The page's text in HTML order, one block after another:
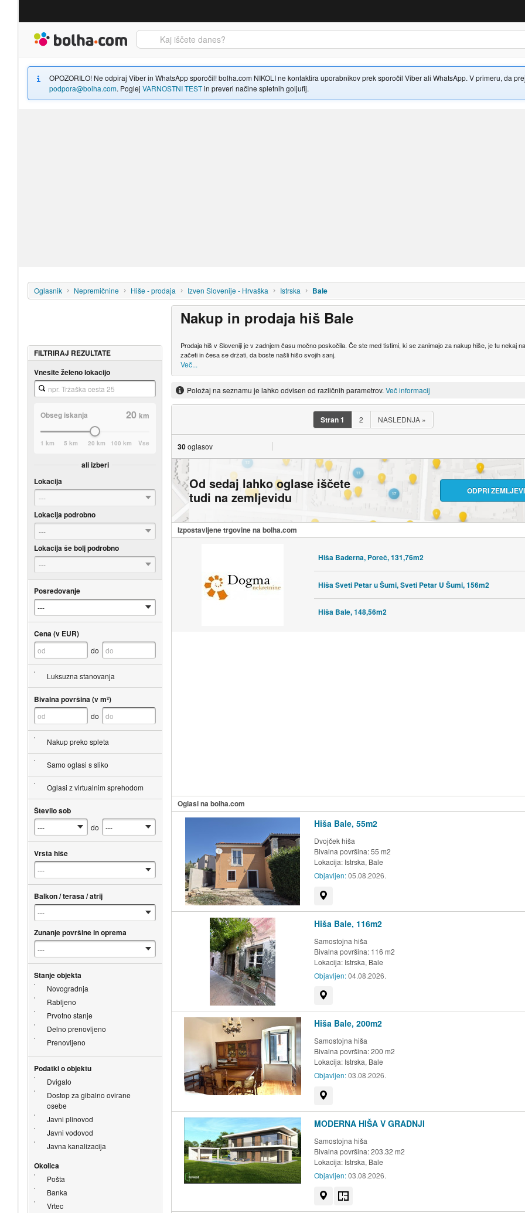
OPOZORILO! Ne odpiraj Viber in WhatsApp sporočil! bolha.com NIKOLI ne kontaktira uporabnikov prek sporočil Viber ali WhatsApp. V primeru, da
podpora@bolha.com. Poglej VARNOSTNI TESTin preveri načine spletnih goljufij.
Oglasnik Nepremičnine Hiše - prodaja Izven Slovenije - Hrvaška Istrska Bale
Nakup in prodaja hiš Bale
Prodaja hiš v Sloveniji je v zadnjem času močno poskočila. Če ste med tistimi, ki se zanimajo za nakup hiše, je tu nekaj
začeti in česa se držati, da boste našli hišo svojih sanj.
Več...
Položaj na seznamu je lahko odvisen od različnih parametrov. Več informacij
Stran1 2 NASLEDNJA »
30oglasov
Od sedaj lahko oglase iščete
tudi na zemljevidu
ODPRI
Izpostavljene trgovine na bolha.com
Hiša Baderna, Poreč, 131,76m2
Hiša Sveti Petar u Šumi, Sveti Petar U Šumi, 156m2
Hiša Bale, 148,56m2
Oglasi na bolha.com
Hiša Bale, 55m2
Dvojček hiša
Bivalna površina: 55 m2
Lokacija: Istrska, Bale
Objavljen:05.08.2026.
Hiša Bale, 116m2
Samostojna hiša
Bivalna površina: 116 m2
Lokacija: Istrska, Bale
Objavljen:04.08.2026.
Hiša Bale, 200m2
Samostojna hiša
Bivalna površina: 200 m2
Lokacija: Istrska, Bale
Objavljen:03.08.2026.
MODERNA HIŠA V GRADNJI
Samostojna hiša
Bivalna površina: 203.32 m2
Lokacija: Istrska, Bale
Objavljen:03.08.2026.
FILTRIRAJ REZULTATE
Vnesite želeno lokacijo
Obseg iskanja 20km
1 km 5 km 20 km 100 km Vse
ali izberi
Lokacija
---
Lokacija podrobno
---
Lokacija še bolj podrobno
---
Posredovanje
Cena (v EUR)
do
Luksuzna stanovanja
Bivalna površina (v m²)
do
Nakup preko spleta
Samo oglasi s sliko
Oglasi z virtualnim sprehodom
Število sob
do
Vrsta hiše
Balkon / terasa / atrij
Zunanje površine in oprema
Stanje objekta
Novogradnja
Rabljeno
Prvotno stanje
Delno prenovljeno
Prenovljeno
Podatki o objektu
Dvigalo
Dostop za gibalno ovirane
osebe
Javni plinovod
Javni vodovod
Javna kanalizacija
Okolica
Pošta
Banka
Vrtec